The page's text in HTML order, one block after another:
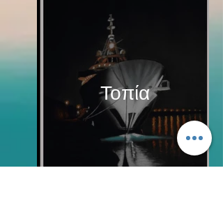
Τοπία